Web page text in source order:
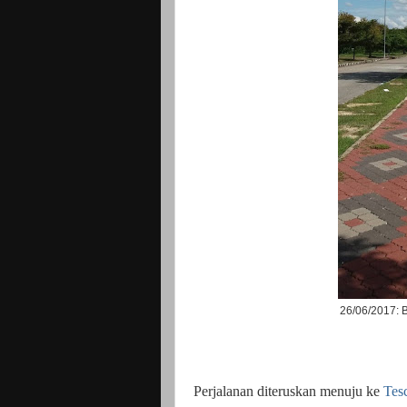
26/06/2017:
Perjalanan diteruskan menuju ke